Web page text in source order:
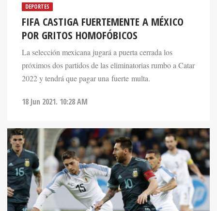
DEPORTES
FIFA CASTIGA FUERTEMENTE A MÉXICO
POR GRITOS HOMOFÓBICOS
La selección mexicana jugará a puerta cerrada los
próximos dos partidos de las eliminatorias rumbo a Catar
2022 y tendrá que pagar una fuerte multa.
18 Jun 2021. 10:28 AM